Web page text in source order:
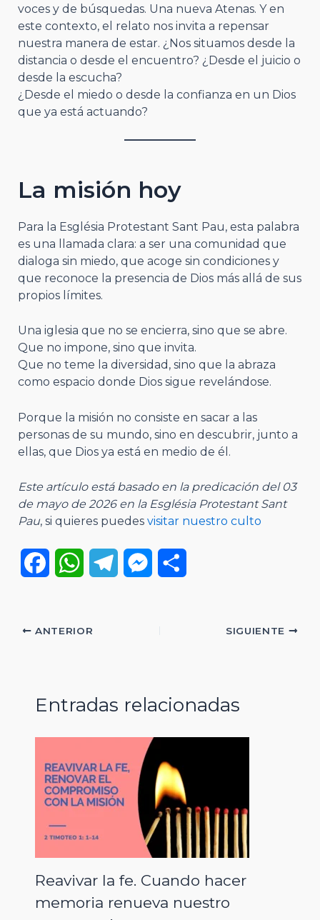
voces y de búsquedas. Una nueva Atenas. Y en
este contexto, el relato nos invita a repensar
nuestra manera de estar. ¿Nos situamos desde la
distancia o desde el encuentro? ¿Desde el juicio o
desde la escucha?
¿Desde el miedo o desde la confianza en un Dios
que ya está actuando?
La misión hoy
Para la Església Protestant Sant Pau, esta palabra
es una llamada clara: a ser una comunidad que
dialoga sin miedo, que acoge sin condiciones y
que reconoce la presencia de Dios más allá de sus
propios límites.
Una iglesia que no se encierra, sino que se abre.
Que no impone, sino que invita.
Que no teme la diversidad, sino que la abraza
como espacio donde Dios sigue revelándose.
Porque la misión no consiste en sacar a las
personas de su mundo, sino en descubrir, junto a
ellas, que Dios ya está en medio de él.
Este artículo está basado en la predicación del 03
de mayo de 2026 en la Església Protestant Sant
Pau, si quieres puedes visitar nuestro culto
o
o
k
W
A
p
p
r
a
m
n
g
e
r
r
t
ANTERIOR SIGUIENTE
Entradas relacionadas
Reavivar la fe. Cuando hacer
memoria renueva nuestro